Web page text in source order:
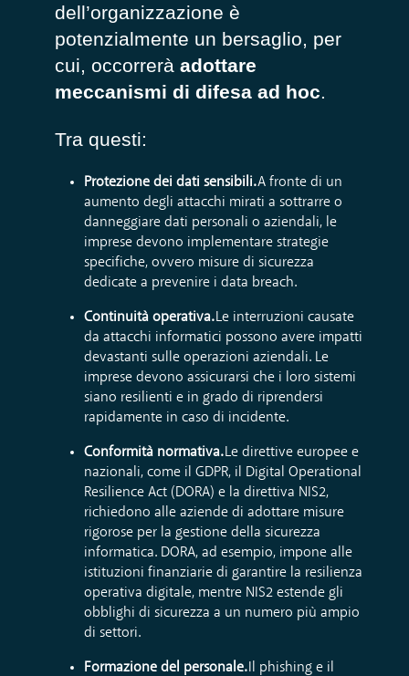
dell’organizzazione è
potenzialmente un bersaglio, per
cui, occorrerà adottare
meccanismi di difesa ad hoc.
Tra questi:
Protezione dei dati sensibili.A fronte di un
aumento degli attacchi mirati a sottrarre o
danneggiare dati personali o aziendali, le
imprese devono implementare strategie
specifiche, ovvero misure di sicurezza
dedicate a prevenire i data breach.
Continuità operativa. Le interruzioni causate
da attacchi informatici possono avere impatti
devastanti sulle operazioni aziendali. Le
imprese devono assicurarsi che i loro sistemi
siano resilienti e in grado di riprendersi
rapidamente in caso di incidente.
Conformità normativa. Le direttive europee e
nazionali, come il GDPR, il Digital Operational
Resilience Act (DORA) e la direttiva NIS2,
richiedono alle aziende di adottare misure
rigorose per la gestione della sicurezza
informatica. DORA, ad esempio, impone alle
istituzioni finanziarie di garantire la resilienza
operativa digitale, mentre NIS2 estende gli
obblighi di sicurezza a un numero più ampio
di settori.
Formazione del personale.
Il phishing e il